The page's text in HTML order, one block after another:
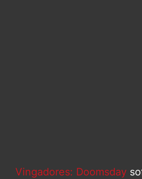
Vingadores: Doomsday